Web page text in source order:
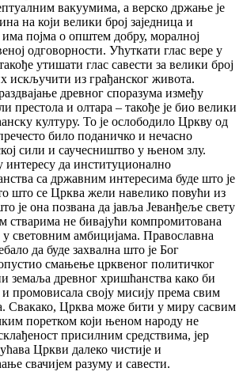
вакуумима, а верско држање је
на који велики број заједница и
појма о општем добру, моралној
одговорности. Ућуткати глас вере у
утишати глас савести за велики број
искључити из грађанског живота.
древног споразума између
престола и олтара – такође је био велики
културу. То је ослободило Цркву од
било поданичко и нечасно
сили и саучесништво у њеном злу.
интересу да институционално
са државним интересима буде што је
што се Црква жели навелико повући из
је она позвана да јавља Јеванђеље свету
стварима не бивајући компромитована
у световним амбицијама. Православна
да буде захвална што је Бог
смањење црквеног политичког
земаља древног хришћанства како би
промовисала своју мисију према свим
Свакако, Црква може бити у миру сасвим
поретком који њеном народу не
присилним средствима, јер
Цркви далеко чистије и
свачијем разуму и савести.